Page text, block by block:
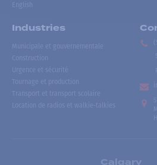
English
Industries
Municipale et gouvernementale
Construction
Urgence et sécurité
Tournage et production
Transport et transport scolaire
Location de radios et walkie-talkies
Calgary